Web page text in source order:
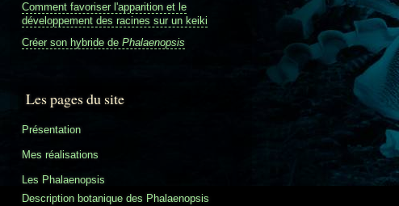
Comment favoriser l'apparition et le
développement des racines sur un keiki
Créer son hybride de Phalaenopsis
Les pages du site
Présentation
Mes réalisations
Les Phalaenopsis
Description botanique des Phalaenopsis